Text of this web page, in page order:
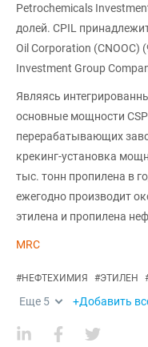
Petrochemicals
долей. CPIL
Oil Corporation (CNOOC)
Investment Group
Являясь
основные мощности
перерабатывающих
крекинг-установка
тыс. тонн пропилена в
ежегодно производит
этилена и пропилена
MRC
#НЕФТЕХИМИЯ #ЭТИЛЕН
Еще 5 +Добавить